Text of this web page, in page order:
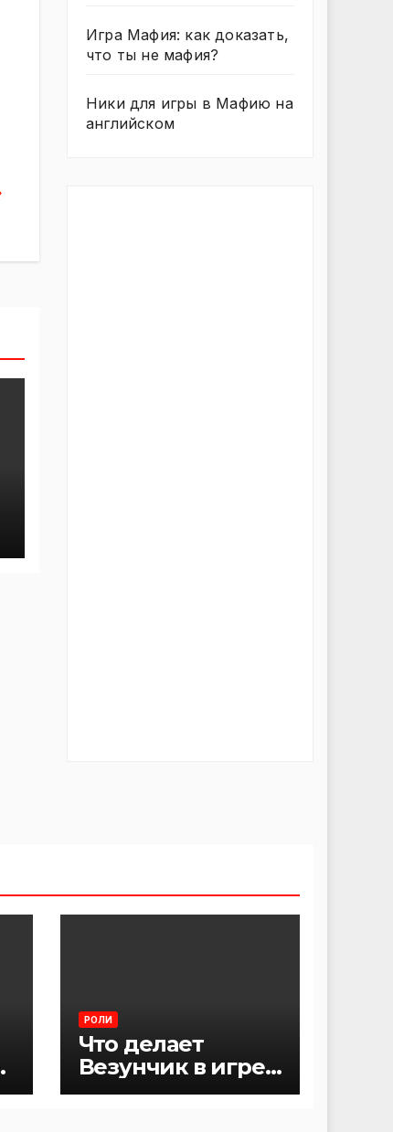
Игра Мафия: как доказать,
что ты не мафия?
Ники для игры в Мафию на
английском
РОЛИ
Что делает
Везунчик в игре
Мафия?